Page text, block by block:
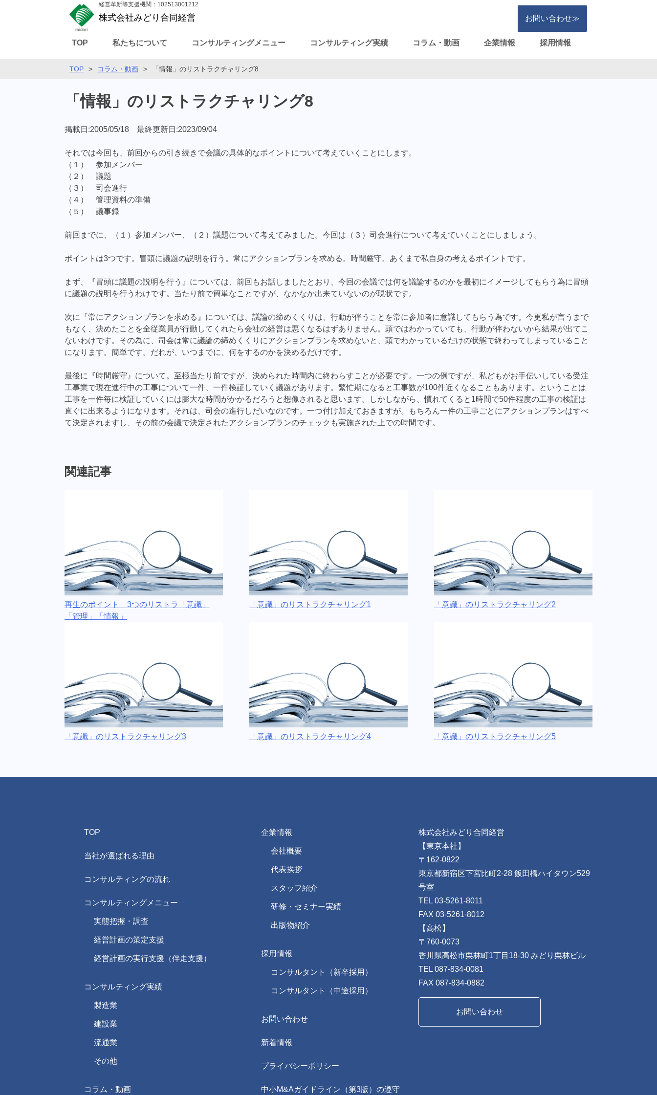
経営革新等支援機関：102513001212
株式会社みどり合同経営 お問い合わせ≫
TOP 私たちについて コンサルティングメニュー コンサルティング実績 コラム・動画 企業情報 採用情報
TOP > コラム・動画 > 「情報」のリストラクチャリング8
「情報」のリストラクチャリング8
掲載日:2005/05/18 最終更新日:2023/09/04
それでは今回も、前回からの引き続きで会議の具体的なポイントについて考えていくことにします。
（１） 参加メンバー
（２） 議題
（３） 司会進行
（４） 管理資料の準備
（５） 議事録
前回までに、（１）参加メンバー、（２）議題について考えてみました。今回は（３）司会進行について考えていくことにしましょう。
ポイントは3つです。冒頭に議題の説明を行う。常にアクションプランを求める。時間厳守。あくまで私自身の考えるポイントです。
まず、『冒頭に議題の説明を行う』については、前回もお話しましたとおり、今回の会議では何を議論するのかを最初にイメージしてもらう為に冒頭
に議題の説明を行うわけです。当たり前で簡単なことですが、なかなか出来ていないのが現状です。
次に『常にアクションプランを求める』については、議論の締めくくりは、行動が伴うことを常に参加者に意識してもらう為です。今更私が言うまで
もなく、決めたことを全従業員が行動してくれたら会社の経営は悪くなるはずありません。頭ではわかっていても、行動が伴わないから結果が出てこ
ないわけです。その為に、司会は常に議論の締めくくりにアクションプランを求めないと、頭でわかっているだけの状態で終わってしまっていること
になります。簡単です。だれが、いつまでに、何をするのかを決めるだけです。
最後に『時間厳守』について。至極当たり前ですが、決められた時間内に終わらすことが必要です。一つの例ですが、私どもがお手伝いしている受注
工事業で現在進行中の工事について一件、一件検証していく議題があります。繁忙期になると工事数が100件近くなることもあります。ということは
工事を一件毎に検証していくには膨大な時間がかかるだろうと想像されると思います。しかしながら、慣れてくると1時間で50件程度の工事の検証は
直ぐに出来るようになります。それは、司会の進行しだいなのです。一つ付け加えておきますが。もちろん一件の工事ごとにアクションプランはすべ
て決定されますし、その前の会議で決定されたアクションプランのチェックも実施された上での時間です。
関連記事
再生のポイント 3つのリストラ「意識」
「管理」「情報」
「意識」のリストラクチャリング1 「意識」のリストラクチャリング2
「意識」のリストラクチャリング3 「意識」のリストラクチャリング4 「意識」のリストラクチャリング5
TOP
当社が選ばれる理由
コンサルティングの流れ
コンサルティングメニュー
実態把握・調査
経営計画の策定支援
経営計画の実行支援（伴走支援）
コンサルティング実績
製造業
建設業
流通業
その他
コラム・動画
企業情報
会社概要
代表挨拶
スタッフ紹介
研修・セミナー実績
出版物紹介
採用情報
コンサルタント（新卒採用）
コンサルタント（中途採用）
お問い合わせ
新着情報
プライバシーポリシー
中小M&Aガイドライン（第3版）の遵守
株式会社みどり合同経営
【東京本社】
〒162-0822
東京都新宿区下宮比町2-28 飯田橋ハイタウン529
号室
TEL 03-5261-8011
FAX 03-5261-8012
【高松】
〒760-0073
香川県高松市栗林町1丁目18-30 みどり栗林ビル
TEL 087-834-0081
FAX 087-834-0882
お問い合わせ